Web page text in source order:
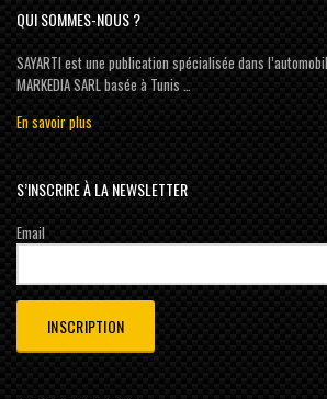
QUI SOMMES-NOUS ?
SAYARTI est une publication spécialisée dans
MARKEDIA SARL basée à Tunis …
En savoir plus
S’INSCRIRE À LA NEWSLETTER
Email